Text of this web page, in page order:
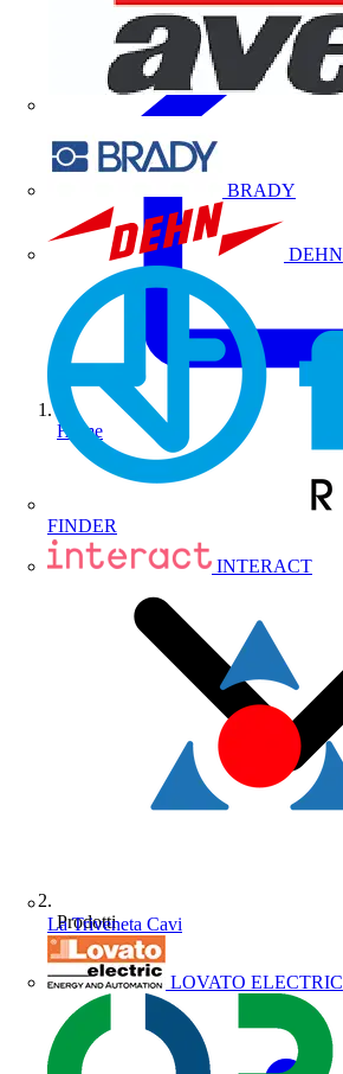
BRADY
DEHN
FINDER
INTERACT
La Triveneta Cavi
LOVATO ELECTRIC
Home
Prodotti